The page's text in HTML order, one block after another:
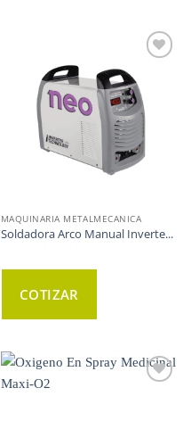
WISHLIST
MAQUINARIA METALMECANICA
Soldadora Arco Manual Inverte...
COTIZAR